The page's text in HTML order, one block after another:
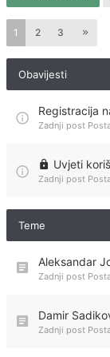
1 2 3
Obavijesti
Registracija
Zadnji post
Uvjeti
Zadnji post
Teme
Aleksandar
Zadnji post
Damir
Zadnji post